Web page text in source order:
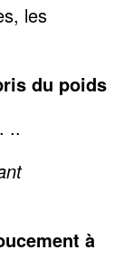
les
du poids
..
à